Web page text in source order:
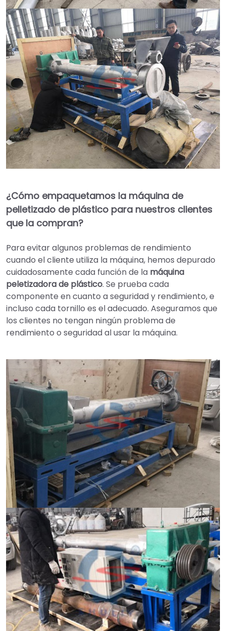
¿Cómo empaquetamos la máquina de
pelletizado de plástico para nuestros clientes
que la compran?
Para evitar algunos problemas de rendimiento
cuando el cliente utiliza la máquina, hemos depurado
cuidadosamente cada función de la máquina
peletizadora de plástico. Se prueba cada
componente en cuanto a seguridad y rendimiento, e
incluso cada tornillo es el adecuado. Aseguramos que
los clientes no tengan ningún problema de
rendimiento o seguridad al usar la máquina.